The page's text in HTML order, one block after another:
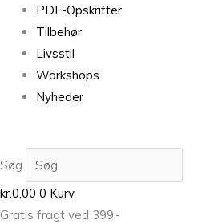
PDF-Opskrifter
Tilbehør
Livsstil
Workshops
Nyheder
Søg
kr.0,00 0 Kurv
Gratis fragt ved 399,-